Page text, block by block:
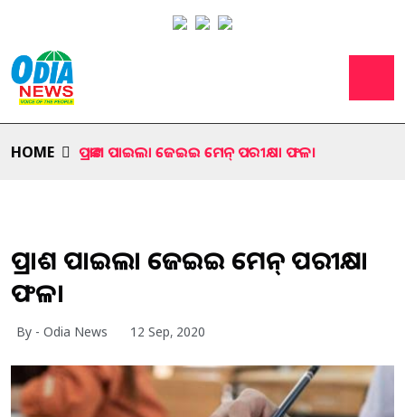
HOME ପ୍ରକାଶ ପାଇଲା ଜେଇଇ ମେନ୍ ପରୀକ୍ଷା ଫଳ।
ପ୍ରକାଶ ପାଇଲା ଜେଇଇ ମେନ୍ ପରୀକ୍ଷା
ଫଳ।
By - Odia News 12 Sep, 2020